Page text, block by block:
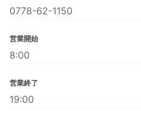
0778-62-1150
営業開始
8:00
営業終了
19:00